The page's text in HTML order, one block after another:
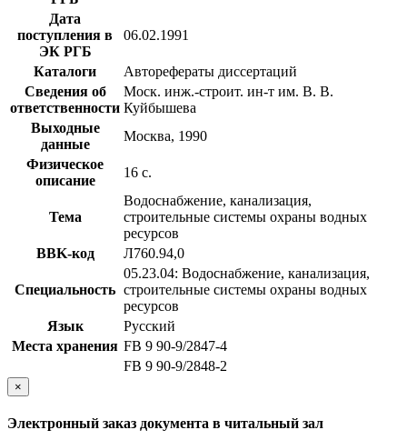
Дата
поступления в
ЭК РГБ
06.02.1991
Каталоги
Авторефераты диссертаций
Сведения об
ответственности
Моск. инж.-строит. ин-т им. В. В.
Куйбышева
Выходные
данные
Москва, 1990
Физическое
описание
16 с.
Тема
Водоснабжение, канализация,
строительные системы охраны водных
ресурсов
BBK-код
Л760.94,0
Специальность
05.23.04: Водоснабжение, канализация,
строительные системы охраны водных
ресурсов
Язык
Русский
Места хранения FB 9 90-9/2847-4
FB 9 90-9/2848-2
×
Электронный заказ документа в читальный зал